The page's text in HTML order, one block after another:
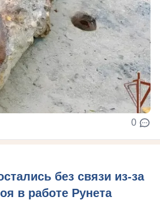
0
без связи из-за
в работе Рунета